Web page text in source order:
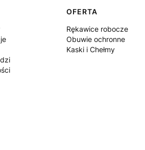
OFERTA
Rękawice robocze
Obuwie ochronne
Kaski i Chełmy